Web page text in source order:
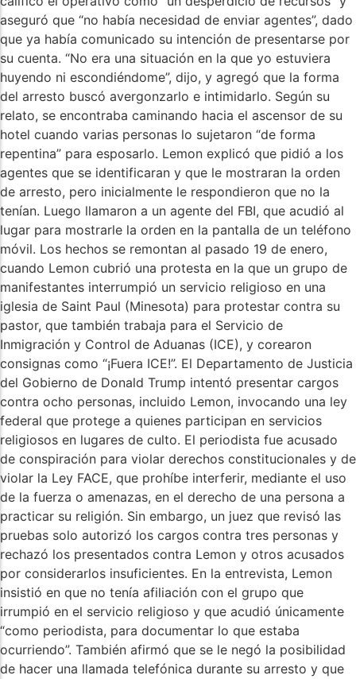
aseguró que “no había necesidad de enviar agentes”, dado
que ya había comunicado su intención de presentarse por
su cuenta. “No era una situación en la que yo estuviera
huyendo ni escondiéndome”, dijo, y agregó que la forma
del arresto buscó avergonzarlo e intimidarlo. Según su
relato, se encontraba caminando hacia el ascensor de su
hotel cuando varias personas lo sujetaron “de forma
repentina” para esposarlo. Lemon explicó que pidió a los
agentes que se identificaran y que le mostraran la orden
de arresto, pero inicialmente le respondieron que no la
tenían. Luego llamaron a un agente del FBI, que acudió al
lugar para mostrarle la orden en la pantalla de un teléfono
móvil. Los hechos se remontan al pasado 19 de enero,
cuando Lemon cubrió una protesta en la que un grupo de
manifestantes interrumpió un servicio religioso en una
iglesia de Saint Paul (Minesota) para protestar contra su
pastor, que también trabaja para el Servicio de
Inmigración y Control de Aduanas (ICE), y corearon
consignas como “¡Fuera ICE!”. El Departamento de Justicia
del Gobierno de Donald Trump intentó presentar cargos
contra ocho personas, incluido Lemon, invocando una ley
federal que protege a quienes participan en servicios
religiosos en lugares de culto. El periodista fue acusado
de conspiración para violar derechos constitucionales y de
violar la Ley FACE, que prohíbe interferir, mediante el uso
de la fuerza o amenazas, en el derecho de una persona a
practicar su religión. Sin embargo, un juez que revisó las
pruebas solo autorizó los cargos contra tres personas y
rechazó los presentados contra Lemon y otros acusados
por considerarlos insuficientes. En la entrevista, Lemon
insistió en que no tenía afiliación con el grupo que
irrumpió en el servicio religioso y que acudió únicamente
“como periodista, para documentar lo que estaba
ocurriendo”. También afirmó que se le negó la posibilidad
de hacer una llamada telefónica durante su arresto y que